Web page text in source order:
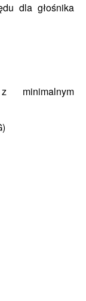
dla głośnika
minimalnym